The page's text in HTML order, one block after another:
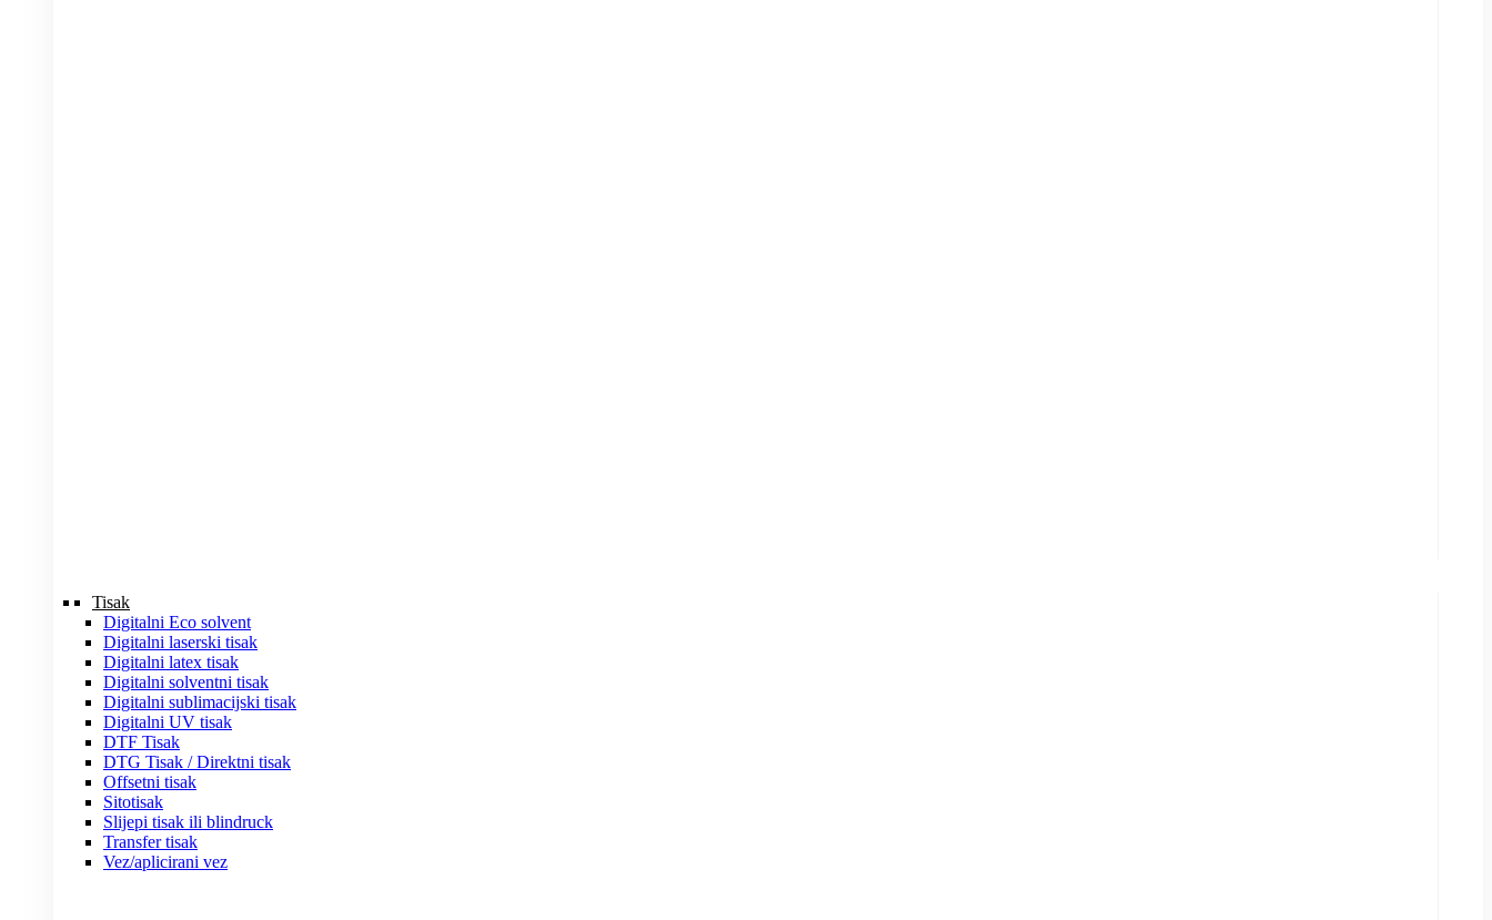
Tisak
Digitalni Eco solvent
Digitalni laserski tisak
Digitalni latex tisak
Digitalni solventni tisak
Digitalni sublimacijski tisak
Digitalni UV tisak
DTF Tisak
DTG Tisak / Direktni tisak
Offsetni tisak
Sitotisak
Slijepi tisak ili blindruck
Transfer tisak
Vez/aplicirani vez